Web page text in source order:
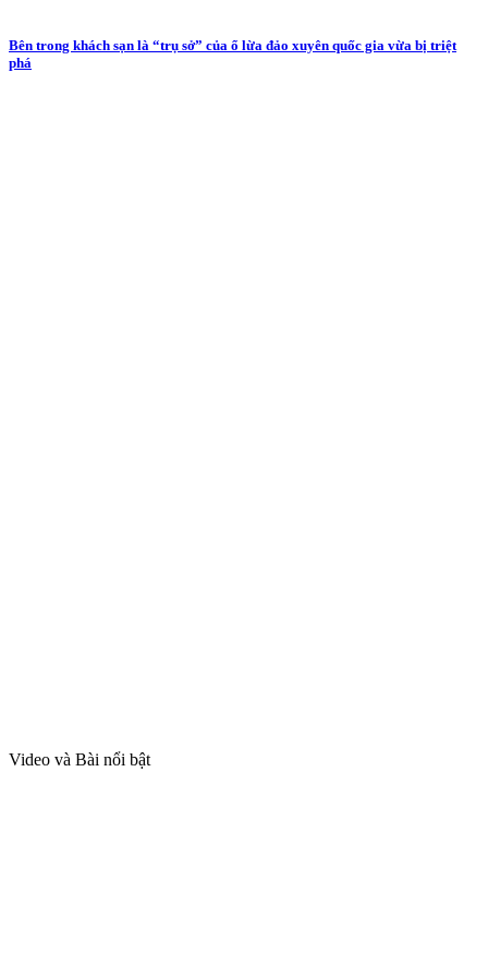
Bên trong khách sạn là “trụ sở” của ổ lừa đảo xuyên quốc gia vừa bị triệt
phá
Video và Bài nổi bật